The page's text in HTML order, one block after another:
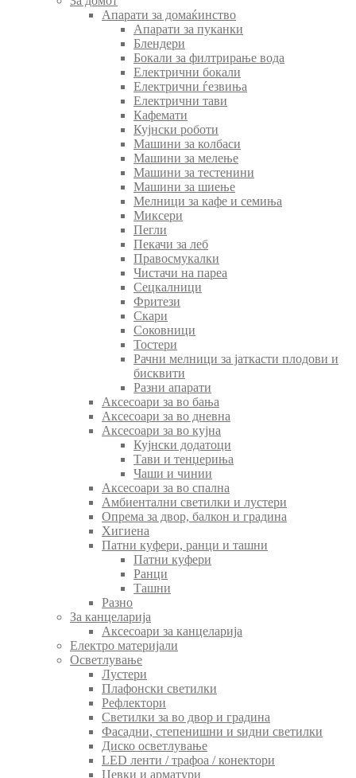
Апарати за домаќинство
Апарати за пуканки
Блендери
Бокали за филтрирање вода
Електрични бокали
Електрични ѓезвиња
Електрични тави
Кафемати
Кујнски роботи
Машини за колбаси
Машини за мелење
Машини за тестенини
Машини за шиење
Мелници за кафе и семиња
Миксери
Пегли
Пекачи за леб
Правосмукалки
Чистачи на пареа
Сецкалници
Фритези
Скари
Соковници
Тостери
Рачни мелници за јаткасти плодови и
бисквити
Разни апарати
Аксесоари за во бања
Аксесоари за во дневна
Аксесоари за во кујна
Кујнски додатоци
Тави и тенџериња
Чаши и чинии
Аксесоари за во спална
Амбиентални светилки и лустери
Опрема за двор, балкон и градина
Хигиена
Патни куфери, ранци и ташни
Патни куфери
Ранци
Ташни
Разно
За канцеларија
Аксесоари за канцеларија
Електро материјали
Осветлување
Лустери
Плафонски светилки
Рефлектори
Светилки за во двор и градина
Фасадни, степенишни и ѕидни светилки
Диско осветлување
LED ленти / трафоа / конектори
Цевки и арматури